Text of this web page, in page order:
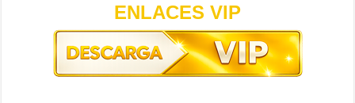
ENLACES VIP